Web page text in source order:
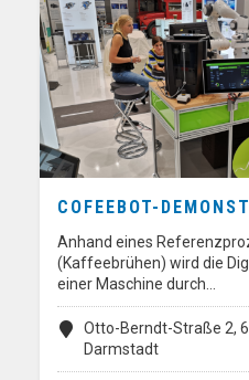
COFEEBOT-
Anhand eines
(Kaffeebrühen) wird die
einer Maschine durch…
Otto-Berndt-Straße 2,
Darmstadt